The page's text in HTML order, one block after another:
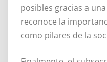
posibles gracias a
reconoce la
como pilares de la